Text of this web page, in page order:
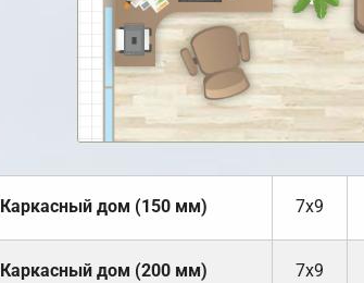
Каркасный дом (150 мм) 7х9
Каркасный дом (200 мм) 7х9